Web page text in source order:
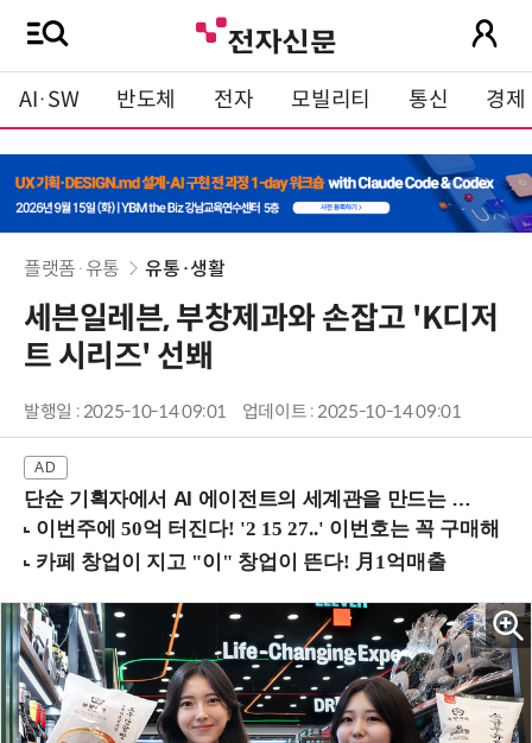
AI·SW 반도체 전자 모빌리티 통신 경제
플랫폼·유통 유통·생활
세븐일레븐, 부창제과와 손잡고 'K디저
트 시리즈' 선봬
발행일 : 2025-10-14 09:01 업데이트 : 2025-10-14 09:01
단순 기획자에서 AI 에이전트의 세계관을 만드는 지식 설계자로.. (8/20 강남역)